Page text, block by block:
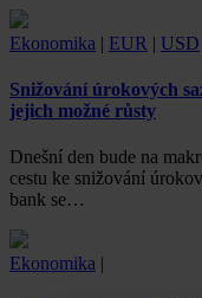
Ekonomika | EUR | USD
Snižování úrokových
jejich možné růsty
Dnešní den bude na
cestu ke snižování
bank se…
Ekonomika |